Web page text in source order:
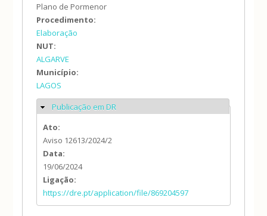
Plano de Pormenor
Procedimento:
Elaboração
NUT:
ALGARVE
Município:
LAGOS
Ocultar
Publicação em DR
Ato:
Aviso 12613/2024/2
Data:
19/06/2024
Ligação:
https://dre.pt/application/file/869204597